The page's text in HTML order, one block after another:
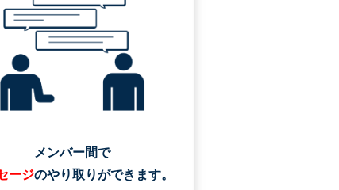
メンバー間で
ージのやり取りができます。